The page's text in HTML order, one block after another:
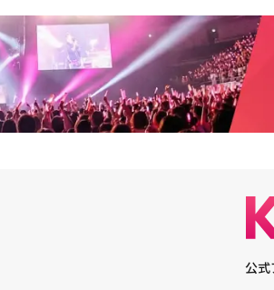
ーツを着たコン・ユは、故ユ・ジェハの「私の心の中
場し、ファンミーティングのスタートを知らせた。コ
黒いスーツを着て登場し、台湾の国民的MCミッキー・
ンの歓呼を浴びた。初のファンミーティングであるだ
ど自身の話を率直に公開し、観客を熱狂させた。コン
ピーである「Live your dream, Hear your dream, you
える時間も設けた。コン・ユはファンのギター演奏に
テージの後「僕が自ら歌を検索して聴くほど本当に好
僕のテーマ曲である『Who are you』を歌った」とし
ゲストに対する紹介と共に、自身との縁について紹介
ファンの感動的な映像を見て涙を見せた。台湾ファン
公式